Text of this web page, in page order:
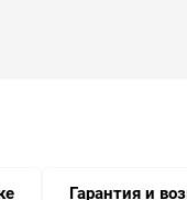
Гарантия и